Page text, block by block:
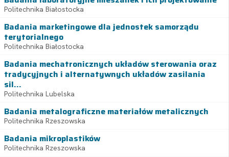
Politechnika Białostocka
Badania marketingowe dla jednostek samorządu
terytorialnego
Politechnika Białostocka
Badania mechatronicznych układów sterowania oraz
tradycyjnych i alternatywnych układów zasilania
sil...
Politechnika Lubelska
Badania metalograficzne materiałów metalicznych
Politechnika Rzeszowska
Badania mikroplastików
Politechnika Rzeszowska